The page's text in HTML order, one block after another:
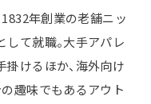
1832年創業の老舗ニッ
て就職。大手アパレ
けるほか、海外向け
趣味でもあるアウト